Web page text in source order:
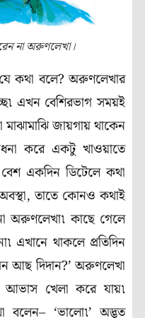
না অরুণলেখা।
কথা বলে? অরুণলেখার
এখন বেশিরভাগ সময়ই
জায়গায় থাকেন
করে একটু খাওয়াতে
একদিন ডিটেলে কথা
তাতে কোনও কথাই
অরুণলেখা৷ কাছে গেলে
এখানে থাকলে প্রতিদিন
আছ দিদান?’ অরুণলেখা
খেলা করে যায়৷
বলেন– ‘ভালো৷’ অদ্ভুত